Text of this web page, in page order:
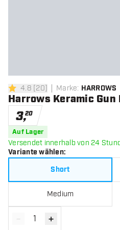
4.8 Bewertungssterne
4.8 [20] Marke: HARROWS
Harrows Keramic
3,20
Auf Lager
Versendet innerhalb von 24
Variante wählen:
Short
Medium
Menge verringern
- Menge erhöhen
+